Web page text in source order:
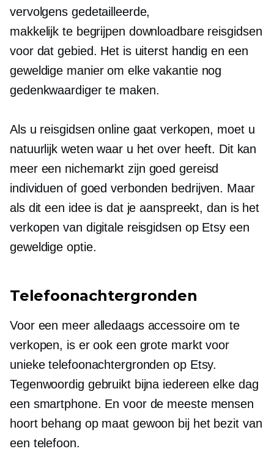
vervolgens gedetailleerde,
makkelijk te begrijpen downloadbare reisgidsen
voor dat gebied. Het is uiterst handig en een
geweldige manier om elke vakantie nog
gedenkwaardiger te maken.
Als u reisgidsen online gaat verkopen, moet u
natuurlijk weten waar u het over heeft. Dit kan
meer een nichemarkt zijn goed gereisd
individuen of goed verbonden bedrijven. Maar
als dit een idee is dat je aanspreekt, dan is het
verkopen van digitale reisgidsen op Etsy een
geweldige optie.
Telefoonachtergronden
Voor een meer alledaags accessoire om te
verkopen, is er ook een grote markt voor
unieke telefoonachtergronden op Etsy.
Tegenwoordig gebruikt bijna iedereen elke dag
een smartphone. En voor de meeste mensen
hoort behang op maat gewoon bij het bezit van
een telefoon.